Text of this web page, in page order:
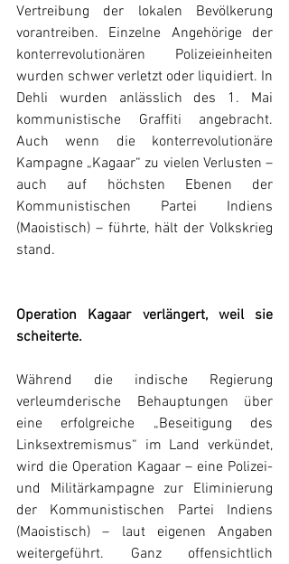
Vertreibung der lokalen Bevölkerung
vorantreiben. Einzelne Angehörige der
konterrevolutionären Polizeieinheiten
wurden schwer verletzt oder liquidiert. In
Dehli wurden anlässlich des 1. Mai
kommunistische Graffiti angebracht.
Auch wenn die konterrevolutionäre
Kampagne „Kagaar“ zu vielen Verlusten –
auch auf höchsten Ebenen der
Kommunistischen Partei Indiens
(Maoistisch) – führte, hält der Volkskrieg
stand.
Operation Kagaar verlängert, weil sie
scheiterte.
Während die indische Regierung
verleumderische Behauptungen über
eine erfolgreiche „Beseitigung des
Linksextremismus“ im Land verkündet,
wird die Operation Kagaar – eine Polizei-
und Militärkampagne zur Eliminierung
der Kommunistischen Partei Indiens
(Maoistisch) – laut eigenen Angaben
weitergeführt. Ganz offensichtlich